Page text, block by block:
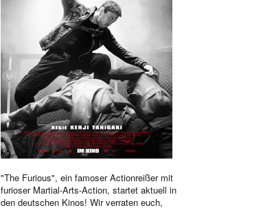
"The Furious", ein famoser Actionreißer mit
furioser Martial-Arts-Action, startet aktuell in
den deutschen Kinos! Wir verraten euch,